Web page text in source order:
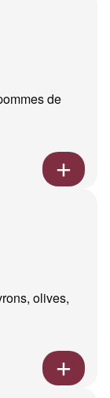
de
olives,